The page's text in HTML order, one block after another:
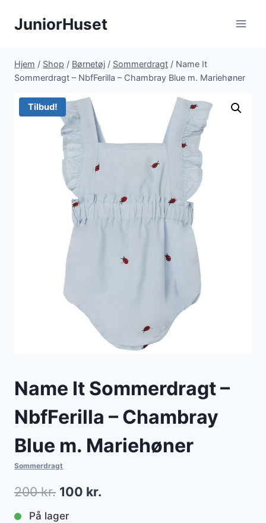
JuniorHuset
Hjem / Shop / Børnetøj / Sommerdragt / Name It
Sommerdragt – NbfFerilla – Chambray Blue m. Mariehøner
Tilbud!
Name It Sommerdragt –
NbfFerilla – Chambray
Blue m. Mariehøner
Sommerdragt
200kr. Den
oprindelige
100 kr.
På lager